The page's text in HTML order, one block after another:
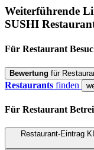
Weiterführende
SUSHI
Für Restaurant
Bewertung für
Restaurants finden
Für Restaurant
Restaurant-Eintrag